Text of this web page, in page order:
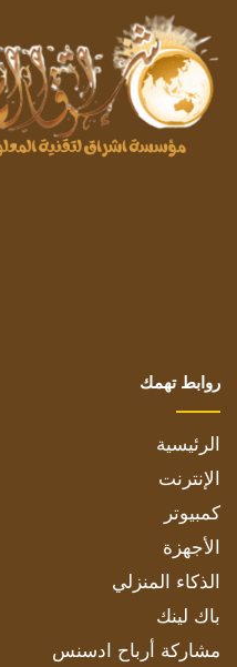
روابط تهمك
الرئيسية
الإنترنت
كمبيوتر
الأجهزة
الذكاء المنزلي
باك لينك
مشاركة أرباح ادسنس